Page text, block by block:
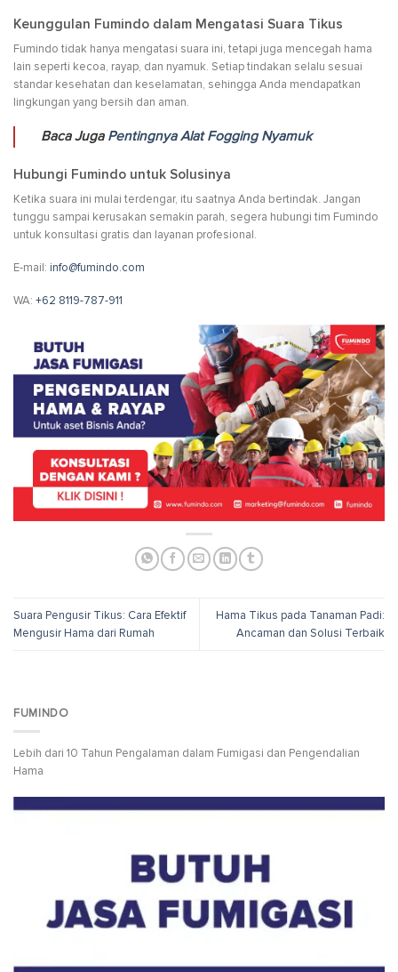
Keunggulan Fumindo dalam Mengatasi Suara Tikus
Fumindo tidak hanya mengatasi suara ini, tetapi juga mencegah hama
lain seperti kecoa, rayap, dan nyamuk. Setiap tindakan selalu sesuai
standar kesehatan dan keselamatan, sehingga Anda mendapatkan
lingkungan yang bersih dan aman.
Baca Juga Pentingnya Alat Fogging Nyamuk
Hubungi Fumindo untuk Solusinya
Ketika suara ini mulai terdengar, itu saatnya Anda bertindak. Jangan
tunggu sampai kerusakan semakin parah, segera hubungi tim Fumindo
untuk konsultasi gratis dan layanan profesional.
E-mail: info@fumindo.com
WA: +62 8119-787-911
Suara Pengusir Tikus: Cara Efektif
Mengusir Hama dari Rumah
Hama Tikus pada Tanaman Padi:
Ancaman dan Solusi Terbaik
FUMINDO
Lebih dari 10 Tahun Pengalaman dalam Fumigasi dan Pengendalian
Hama